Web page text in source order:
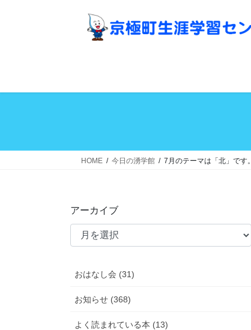
ス
ン
HOME 今日の湧学館 7月のテーマは「北」です。
アーカイブ
おはなし会 (31)
お知らせ (368)
よく読まれている本 (13)